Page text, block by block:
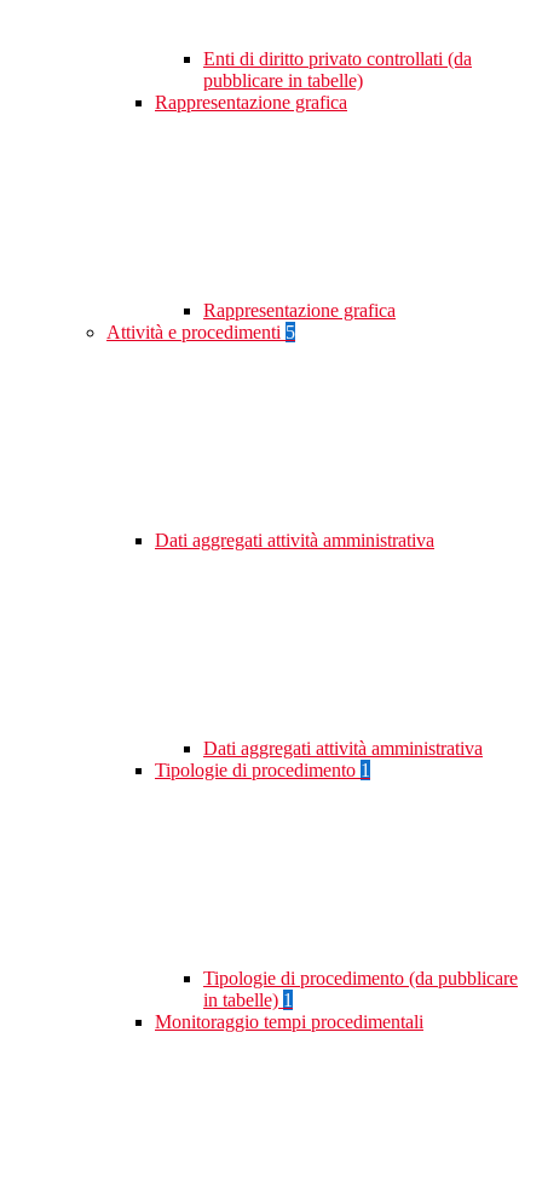
Enti di diritto privato controllati (da
pubblicare in tabelle)
Rappresentazione grafica
Rappresentazione grafica
Attività e procedimenti 5
Dati aggregati attività amministrativa
Dati aggregati attività amministrativa
Tipologie di procedimento 1
Tipologie di procedimento (da pubblicare
in tabelle) 1
Monitoraggio tempi procedimentali